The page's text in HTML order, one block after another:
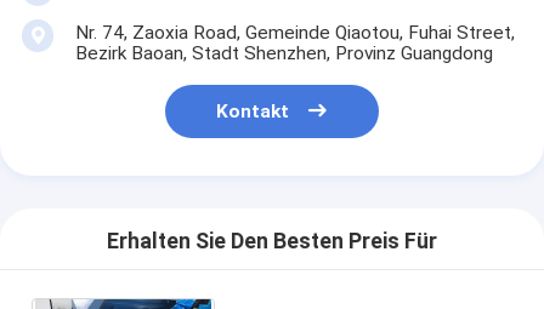
Nr. 74, Zaoxia Road, Gemeinde Qiaotou, Fuhai Street,
Bezirk Baoan, Stadt Shenzhen, Provinz Guangdong
Kontakt
Erhalten Sie Den Besten Preis Für